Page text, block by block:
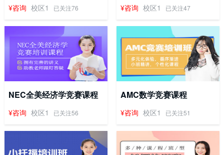
¥咨询 校区1 已关注76 ¥咨询 校区1 已关注47
NEC全美经济学竞赛课程
¥咨询 校区1 已关注56
AMC数学竞赛课程
¥咨询 校区1 已关注51